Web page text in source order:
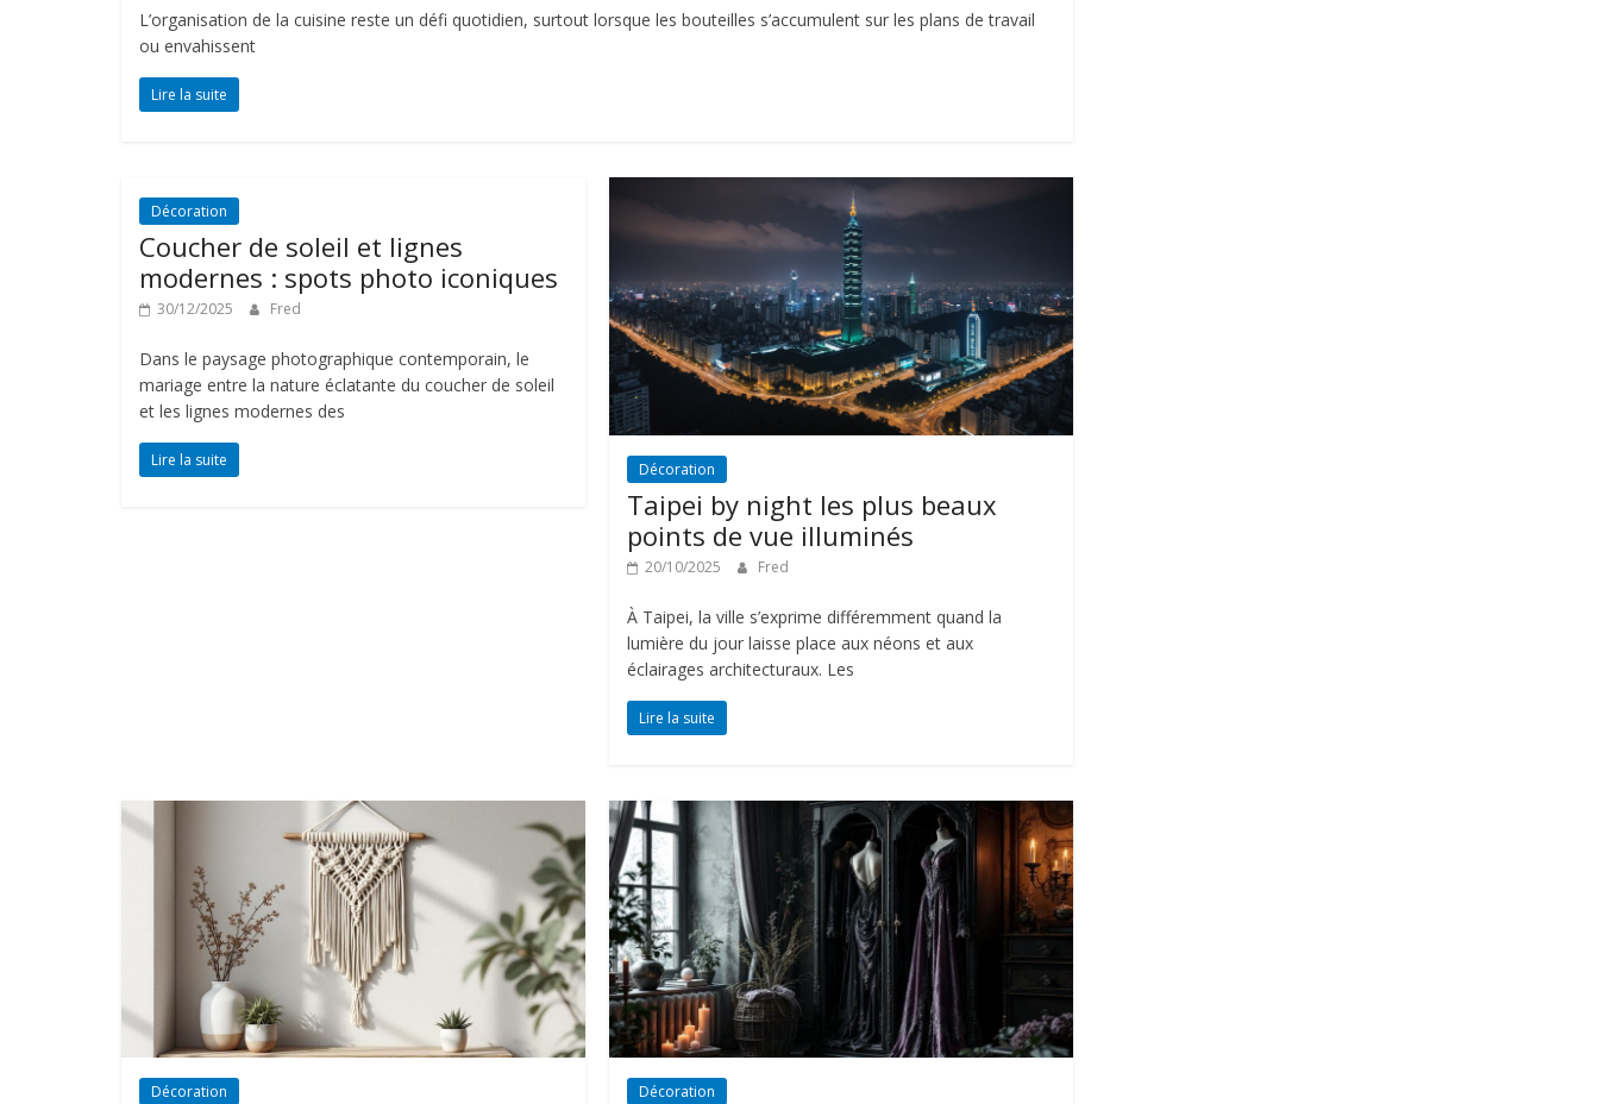
L’organisation de la cuisine reste un défi quotidien, surtout lorsque les bouteilles s’accumulent sur les plans de travail
ou envahissent
Lire la suite
Décoration
Coucher de soleil et lignes
modernes : spots photo iconiques
30/12/2025 Fred
Dans le paysage photographique contemporain, le
mariage entre la nature éclatante du coucher de soleil
et les lignes modernes des
Lire la suite Décoration
Taipei by night les plus beaux
points de vue illuminés
20/10/2025 Fred
À Taipei, la ville s’exprime différemment quand la
lumière du jour laisse place aux néons et aux
éclairages architecturaux. Les
Lire la suite
Décoration Décoration